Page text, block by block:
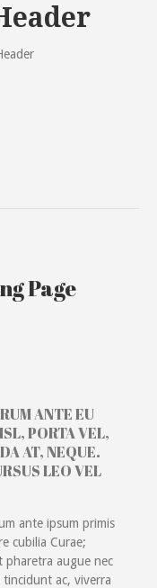
Page
ANTE EU
PORTA VEL,
AT, NEQUE.
LEO VEL
ante ipsum primis
cubilia Curae;
pharetra augue nec
ac, viverra